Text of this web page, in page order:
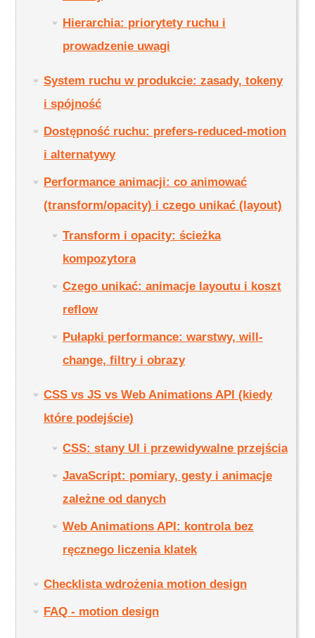
Hierarchia: priorytety ruchu i
prowadzenie uwagi
System ruchu w produkcie: zasady, tokeny
i spójność
Dostępność ruchu: prefers-reduced-motion
i alternatywy
Performance animacji: co animować
(transform/opacity) i czego unikać (layout)
Transform i opacity: ścieżka
kompozytora
Czego unikać: animacje layoutu i koszt
reflow
Pułapki performance: warstwy, will-
change, filtry i obrazy
CSS vs JS vs Web Animations API (kiedy
które podejście)
CSS: stany UI i przewidywalne przejścia
JavaScript: pomiary, gesty i animacje
zależne od danych
Web Animations API: kontrola bez
ręcznego liczenia klatek
Checklista wdrożenia motion design
FAQ - motion design